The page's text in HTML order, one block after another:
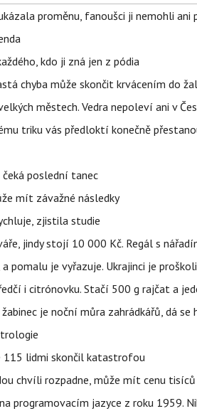
proměnu, fanoušci ji nemohli ani
kdo ji zná jen z pódia
chyba může skončit krvácením do
městech. Vedra nepoleví ani v
triku vás předloktí konečně
poslední tanec
mít závažné následky
zjistila studie
jindy stojí 10 000 Kč. Regál s
pomalu je vyřazuje. Ukrajinci je
i citrónovku. Stačí 500 g rajčat a
je noční můra zahrádkářů, dá se
115 lidmi skončil katastrofou
chvíli rozpadne, může mít cenu
programovacím jazyce z roku 1959.